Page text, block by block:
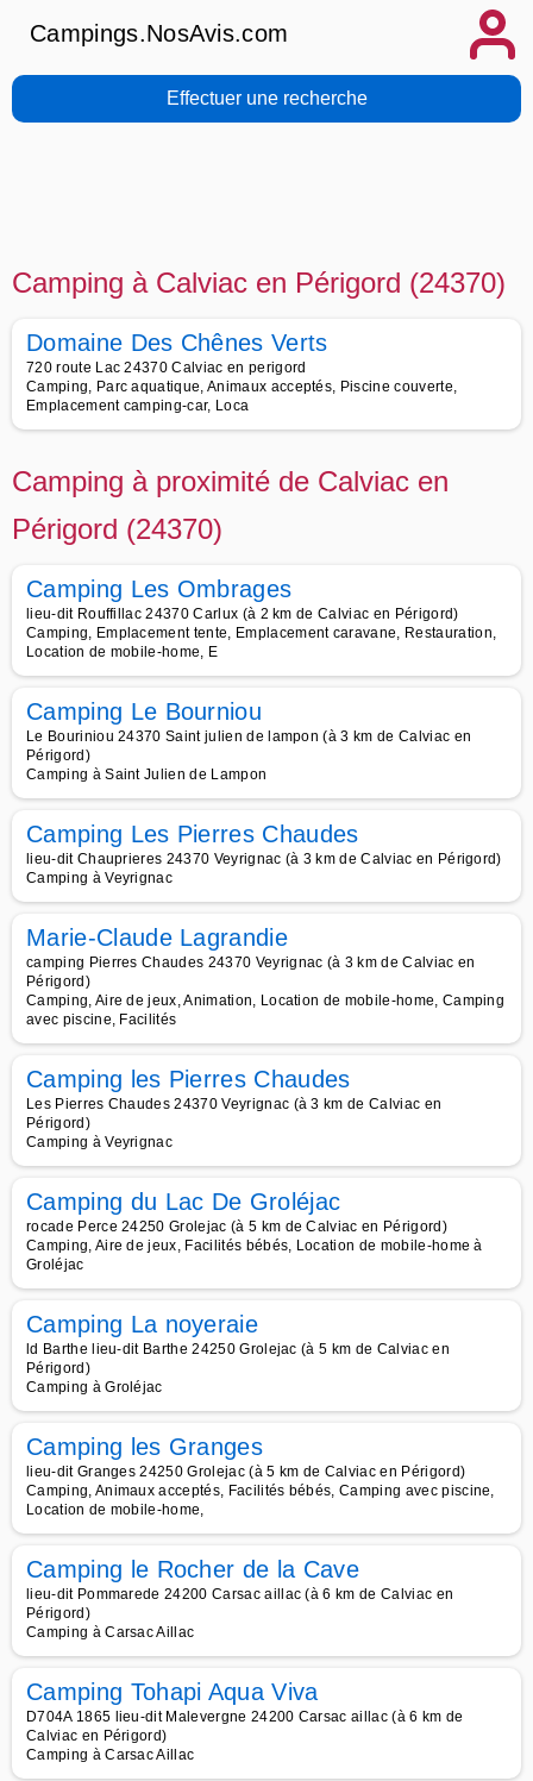
Campings.NosAvis.com
Effectuer une recherche
Camping à Calviac en Périgord (24370)
Domaine Des Chênes Verts
720 route Lac 24370 Calviac en perigord
Camping, Parc aquatique, Animaux acceptés, Piscine couverte,
Emplacement camping-car, Loca
Camping à proximité de Calviac en
Périgord (24370)
Camping Les Ombrages
lieu-dit Rouffillac 24370 Carlux (à 2 km de Calviac en Périgord)
Camping, Emplacement tente, Emplacement caravane, Restauration,
Location de mobile-home, E
Camping Le Bourniou
Le Bouriniou 24370 Saint julien de lampon (à 3 km de Calviac en
Périgord)
Camping à Saint Julien de Lampon
Camping Les Pierres Chaudes
lieu-dit Chauprieres 24370 Veyrignac (à 3 km de Calviac en Périgord)
Camping à Veyrignac
Marie-Claude Lagrandie
camping Pierres Chaudes 24370 Veyrignac (à 3 km de Calviac en
Périgord)
Camping, Aire de jeux, Animation, Location de mobile-home, Camping
avec piscine, Facilités
Camping les Pierres Chaudes
Les Pierres Chaudes 24370 Veyrignac (à 3 km de Calviac en
Périgord)
Camping à Veyrignac
Camping du Lac De Groléjac
rocade Perce 24250 Grolejac (à 5 km de Calviac en Périgord)
Camping, Aire de jeux, Facilités bébés, Location de mobile-home à
Groléjac
Camping La noyeraie
ld Barthe lieu-dit Barthe 24250 Grolejac (à 5 km de Calviac en
Périgord)
Camping à Groléjac
Camping les Granges
lieu-dit Granges 24250 Grolejac (à 5 km de Calviac en Périgord)
Camping, Animaux acceptés, Facilités bébés, Camping avec piscine,
Location de mobile-home,
Camping le Rocher de la Cave
lieu-dit Pommarede 24200 Carsac aillac (à 6 km de Calviac en
Périgord)
Camping à Carsac Aillac
Camping Tohapi Aqua Viva
D704A 1865 lieu-dit Malevergne 24200 Carsac aillac (à 6 km de
Calviac en Périgord)
Camping à Carsac Aillac